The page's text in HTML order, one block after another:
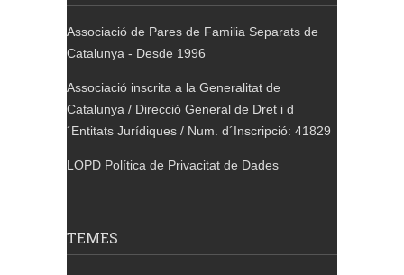
Associació de Pares de Familia Separats de
Catalunya - Desde 1996
Associació inscrita a la Generalitat de
Catalunya / Direcció General de Dret i d
´Entitats Jurídiques / Num. d´Inscripció: 41829
LOPD Política de Privacitat de Dades
TEMES